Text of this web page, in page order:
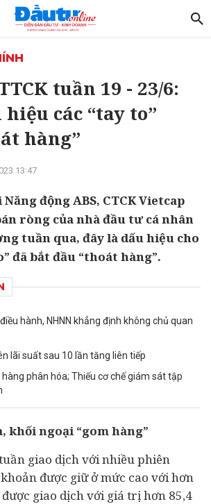
tuần 19 - 23/6:
hiệu các “tay to”
hàng”
13:47
động ABS, CTCK Vietcap
ròng của nhà đầu tư cá nhân
tuần qua, đây là dấu hiệu cho
đã bắt đầu “thoát hàng”.
hành, NHNN khẳng định không chủ quan
lãi suất sau 10 lần tăng liên tiếp
hàng phân hóa; Thiếu cơ chế giám sát tập
khối ngoại “gom hàng”
giao dịch với nhiều phiên
được giữ ở mức cao với hơn
giao dịch với giá trị hơn 85,4